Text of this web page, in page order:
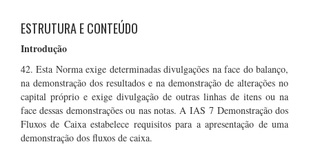
ESTRUTURA E CONTEÚDO
Introdução
42. Esta Norma exige determinadas divulgações na face do balanço,
na demonstração dos resultados e na demonstração de alterações no
capital próprio e exige divulgação de outras linhas de itens ou na
face dessas demonstrações ou nas notas. A IAS 7 Demonstração dos
Fluxos de Caixa estabelece requisitos para a apresentação de uma
demonstração dos fluxos de caixa.